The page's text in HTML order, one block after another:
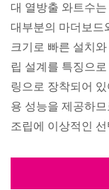
대 열방출 와트수
대부분의 마더보드
크기로 빠른 설치
립 설계를 특징으
링으로 장착되어
용 성능을 제공하
조립에 이상적인